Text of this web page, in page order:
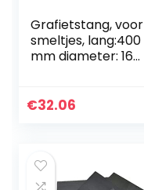
Grafietstang, voor
smeltjes, lang:400
mm diameter: 16
€32.06